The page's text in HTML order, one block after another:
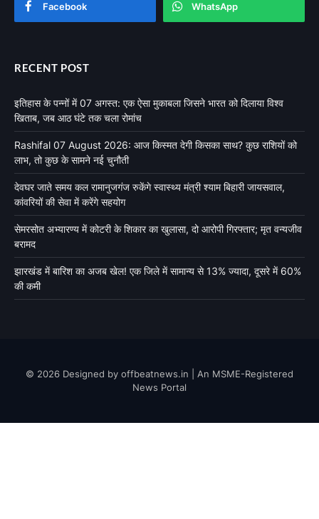
Facebook WhatsApp
RECENT POST
इतिहास के पन्नों में 07 अगस्त: एक ऐसा मुकाबला जिसने भारत को दिलाया विश्व
खिताब, जब आठ घंटे तक चला रोमांच
Rashifal 07 August 2026: आज किस्मत देगी किसका साथ? कुछ राशियों को
लाभ, तो कुछ के सामने नई चुनौती
देवघर जाते समय कल रामानुजगंज रुकेंगे स्वास्थ्य मंत्री श्याम बिहारी जायसवाल,
कांवरियों की सेवा में करेंगे सहयोग
सेमरसोत अभ्यारण्य में कोटरी के शिकार का खुलासा, दो आरोपी गिरफ्तार; मृत वन्यजीव
बरामद
झारखंड में बारिश का अजब खेल! एक जिले में सामान्य से 13% ज्यादा, दूसरे में 60%
की कमी
© 2026 Designed by offbeatnews.in | An MSME-Registered
News Portal